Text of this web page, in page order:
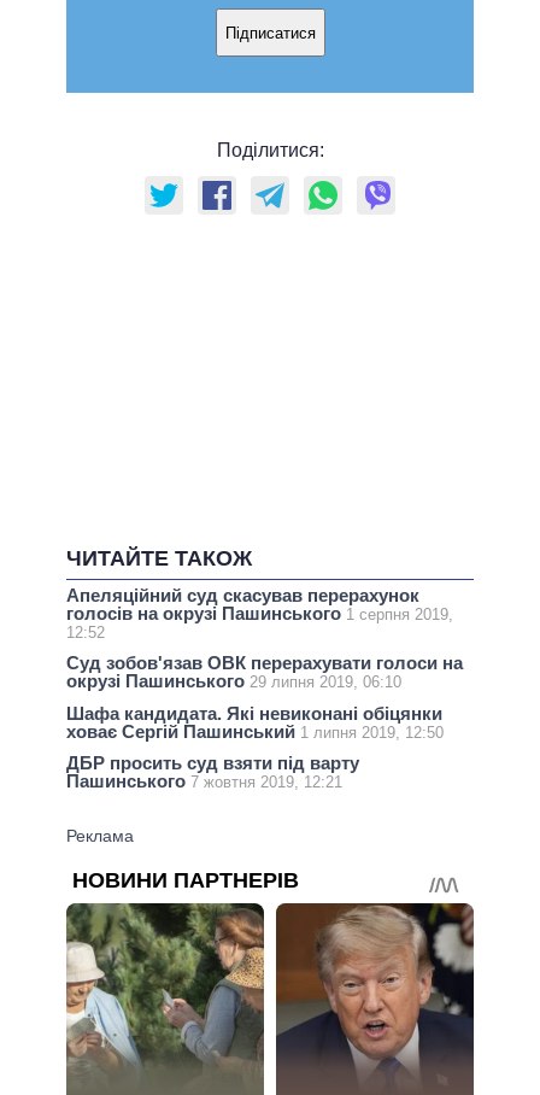
Підписатися
Поділитися:
ЧИТАЙТЕ ТАКОЖ
Апеляційний суд скасував перерахунок
голосів на окрузі Пашинського 1 серпня 2019,
12:52
Суд зобов'язав ОВК перерахувати голоси на
окрузі Пашинського 29 липня 2019, 06:10
Шафа кандидата. Які невиконані обіцянки
ховає Сергій Пашинський 1 липня 2019, 12:50
ДБР просить суд взяти під варту
Пашинського 7 жовтня 2019, 12:21